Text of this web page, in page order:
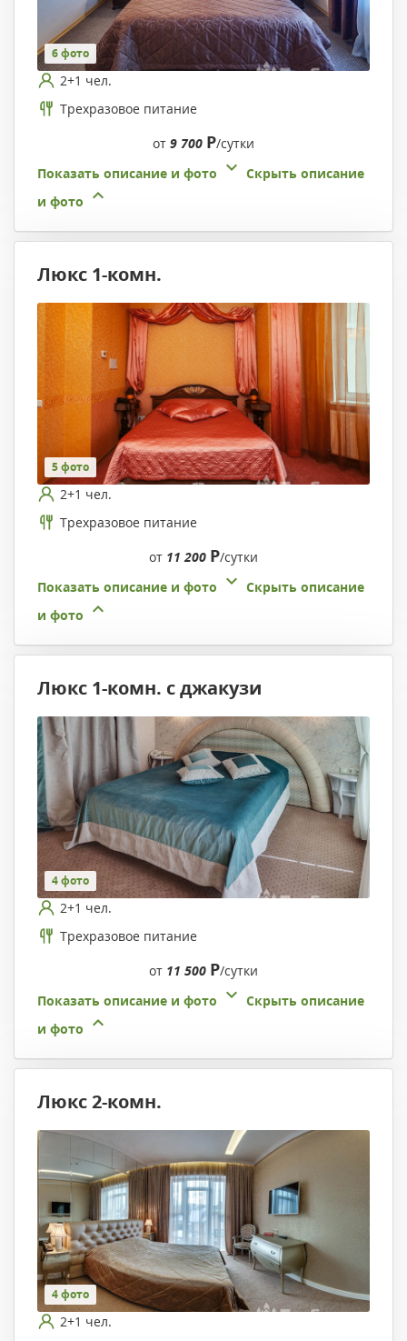
6 фото
2+1 чел.
Трехразовое питание
от 9 700 Р/сутки
Показать описание и фото
Скрыть описание
и фото
Люкс 1-комн.
5 фото
2+1 чел.
Трехразовое питание
от 11 200 Р/сутки
Показать описание и фото
Скрыть описание
и фото
Люкс 1-комн. с джакузи
4 фото
2+1 чел.
Трехразовое питание
от 11 500 Р/сутки
Показать описание и фото
Скрыть описание
и фото
Люкс 2-комн.
4 фото
2+1 чел.